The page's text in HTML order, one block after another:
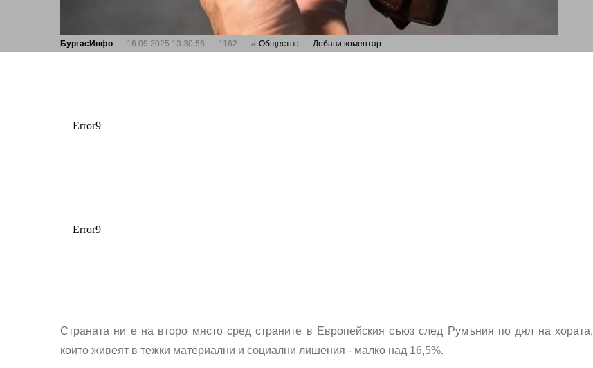
БургасИнфо 16.09.2025 13:30:56 1162 Общество Добави коментар
Страната ни е на второ място сред страните в Европейския съюз след Румъния по дял на хората,
които живеят в тежки материални и социални лишения - малко над 16,5%.